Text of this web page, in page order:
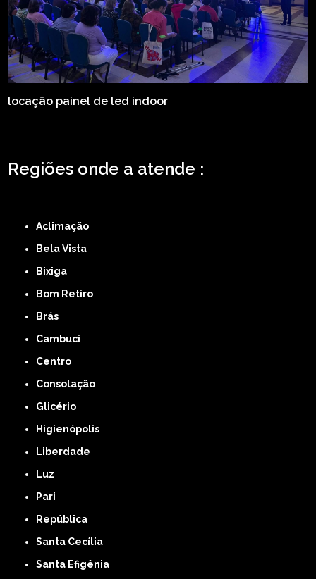
locação painel de led indoor
Regiões onde a atende :
Aclimação
Bela Vista
Bixiga
Bom Retiro
Brás
Cambuci
Centro
Consolação
Glicério
Higienópolis
Liberdade
Luz
Pari
República
Santa Cecília
Santa Efigênia